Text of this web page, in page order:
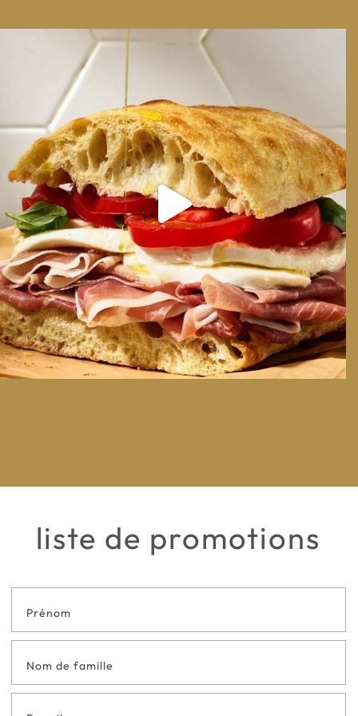
We can have Euro summer, right here at home
14 0
liste de promotions
de contact
en bas de
page